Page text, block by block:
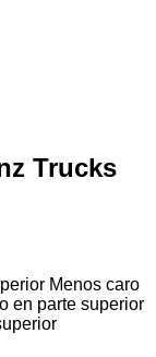
Trucks
Menos caro
en parte superior